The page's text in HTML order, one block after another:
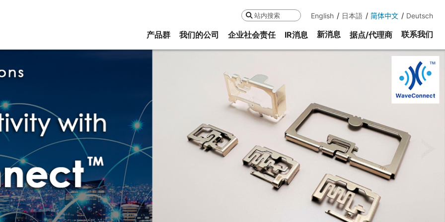
搜索 English 日本語 简体中文 Deutsch
产品群 我们的公司 企业社会责任 IR消息 新消息 据点/代理商 联系我们